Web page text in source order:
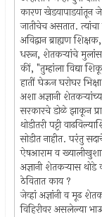
कारण खेडयापाडयांतून
जातीचेच असतात.
अविद्वान ब्राह्यण
धरून, शेतकर्‍यांचे मुलांस
कीं, "तुम्हांला विद्या
हातीं घेऊन घरोघर
अशा अज्ञानी
सरकारचे डोळे झाकून
थोडीतरी पट्टी
सोडीत नाहीत. परंतु
ऐषआराम व
अज्ञानी शेतकर्‍यास थोडे
ठेवितात काय ?
जेव्हां अज्ञांनी व मूढ
विहिरीवर असलेल्या